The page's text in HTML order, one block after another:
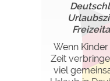
Wenn
Zeit
viel